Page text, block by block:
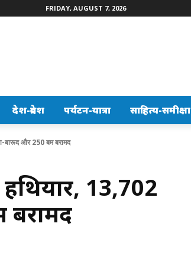
FRIDAY, AUGUST 7, 2026
देश-प्रदेश पर्यटन-यात्रा साहित्य-समीक्षा
बारूद और 250 बम बरामद
13,702
बरामद